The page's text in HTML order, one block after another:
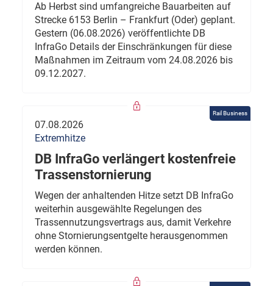
Ab Herbst sind umfangreiche Bauarbeiten auf
Strecke 6153 Berlin – Frankfurt (Oder) geplant.
Gestern (06.08.2026) veröffentlichte DB
InfraGo Details der Einschränkungen für diese
Maßnahmen im Zeitraum vom 24.08.2026 bis
09.12.2027.
Rail Business
07.08.2026
Extremhitze
DB InfraGo verlängert kostenfreie
Trassenstornierung
Wegen der anhaltenden Hitze setzt DB InfraGo
weiterhin ausgewählte Regelungen des
Trassennutzungsvertrags aus, damit Verkehre
ohne Stornierungsentgelte herausgenommen
werden können.